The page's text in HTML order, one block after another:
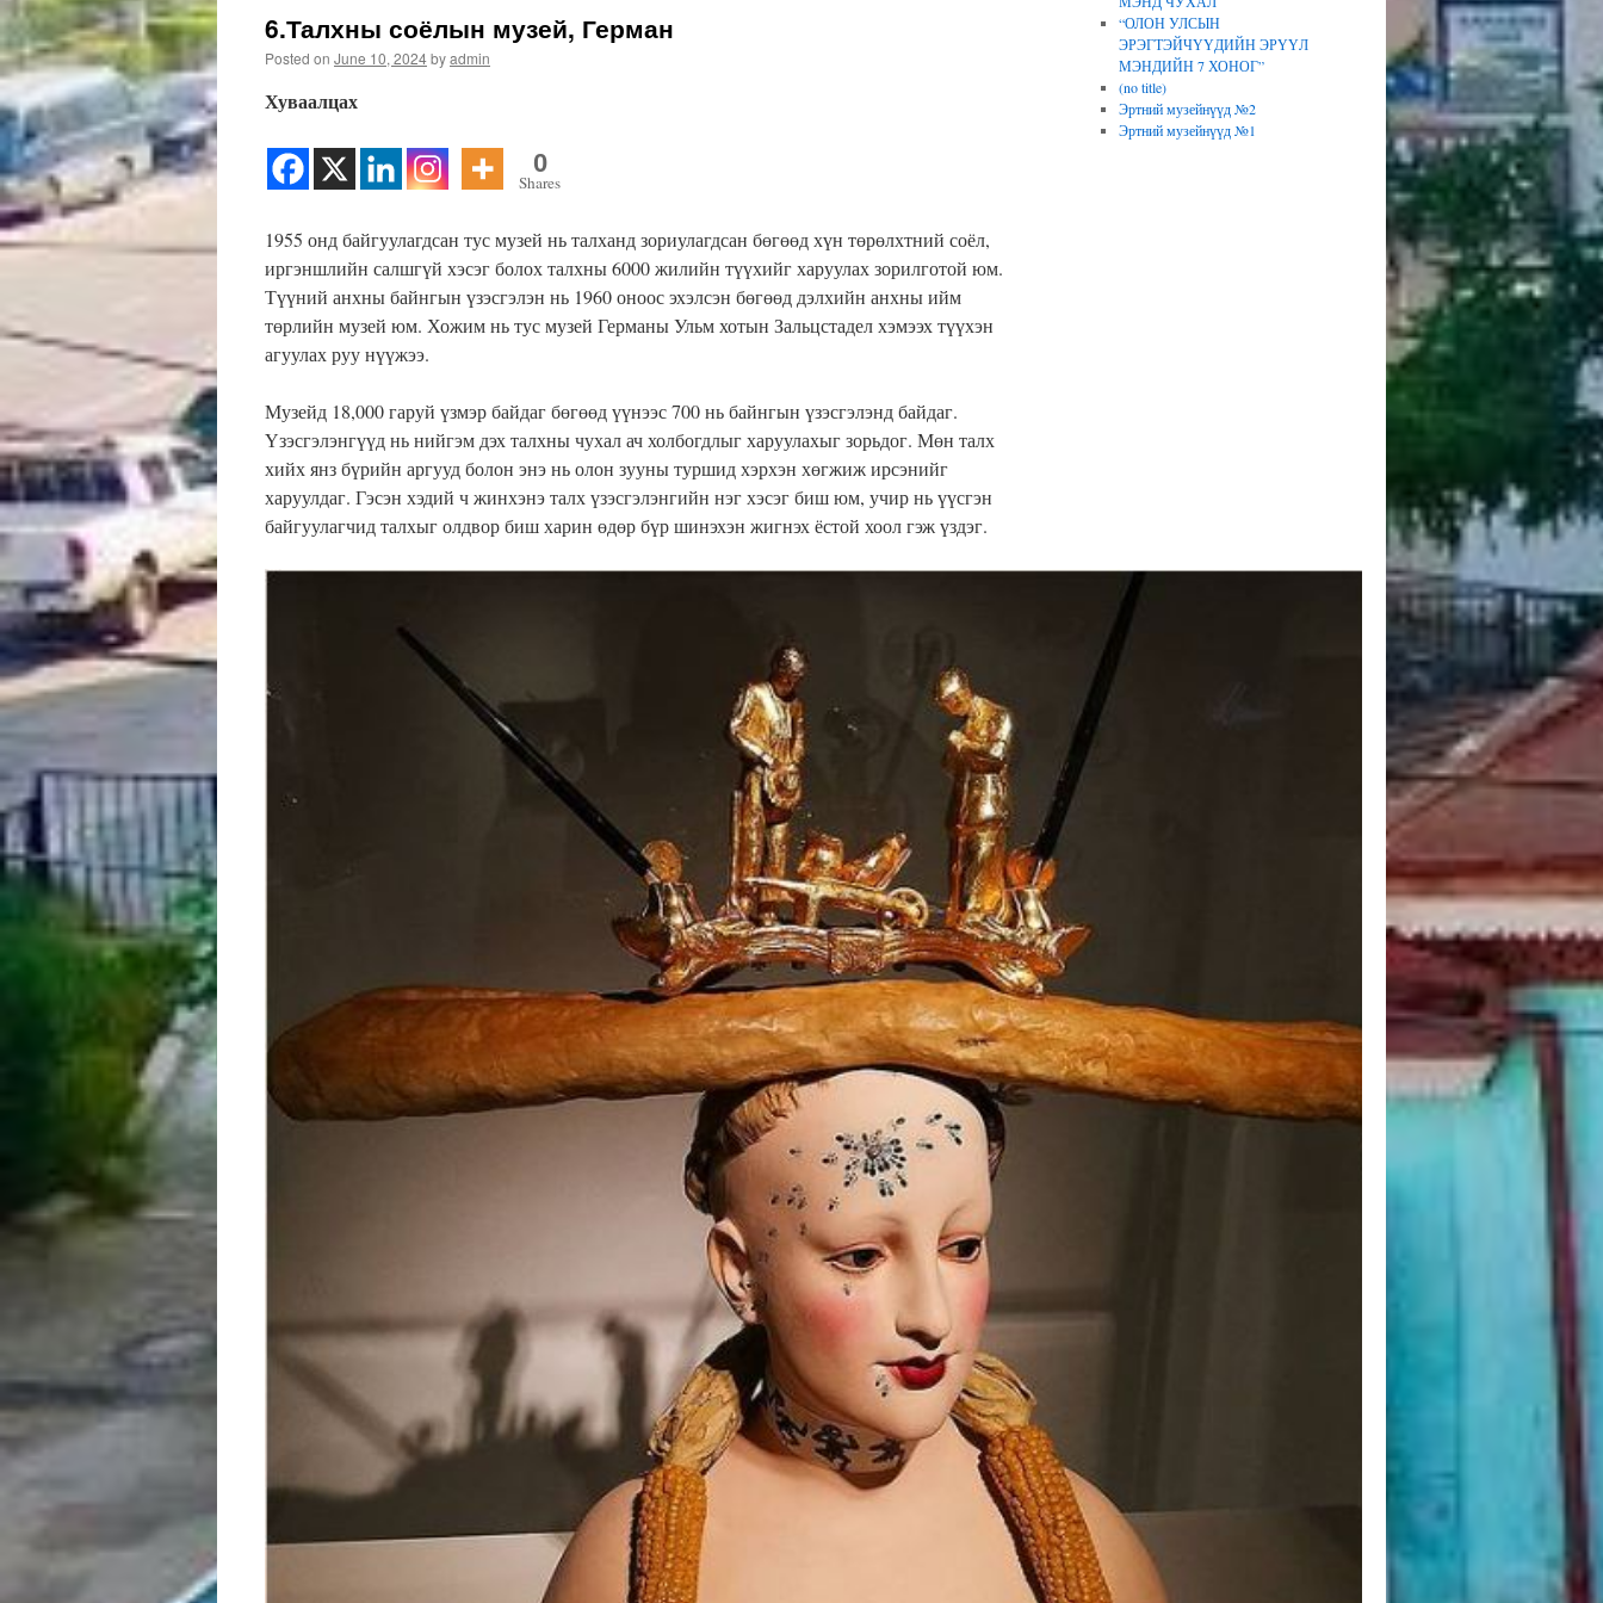
6.Талхны соёлын музей, Герман
Posted on June 10, 2024byadmin
Хуваалцах
0
Shares
1955 онд байгуулагдсан тус музей нь талханд зориулагдсан бөгөөд хүн төрөлхтний соёл,
иргэншлийн салшгүй хэсэг болох талхны 6000 жилийн түүхийг харуулах зорилготой юм.
Түүний анхны байнгын үзэсгэлэн нь 1960 оноос эхэлсэн бөгөөд дэлхийн анхны ийм
төрлийн музей юм. Хожим нь тус музей Германы Ульм хотын Зальцстадел хэмээх түүхэн
агуулах руу нүүжээ.
Музейд 18,000 гаруй үзмэр байдаг бөгөөд үүнээс 700 нь байнгын үзэсгэлэнд байдаг.
Үзэсгэлэнгүүд нь нийгэм дэх талхны чухал ач холбогдлыг харуулахыг зорьдог. Мөн талх
хийх янз бүрийн аргууд болон энэ нь олон зууны туршид хэрхэн хөгжиж ирсэнийг
харуулдаг. Гэсэн хэдий ч жинхэнэ талх үзэсгэлэнгийн нэг хэсэг биш юм, учир нь үүсгэн
байгуулагчид талхыг олдвор биш харин өдөр бүр шинэхэн жигнэх ёстой хоол гэж үздэг.
“ОЛОН УЛСЫН
ЭРЭГТЭЙЧҮҮДИЙН ЭРҮҮЛ
МЭНДИЙН 7 ХОНОГ”
(no title)
Эртний музейнүүд №2
Эртний музейнүүд №1